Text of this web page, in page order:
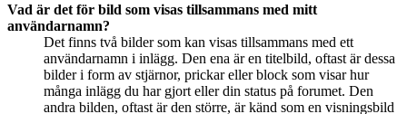
Vad är det för bild som visas tillsammans med mitt
användarnamn?
Det finns två bilder som kan visas tillsammans med ett
användarnamn i inlägg. Den ena är en titelbild, oftast är dessa
bilder i form av stjärnor, prickar eller block som visar hur
många inlägg du har gjort eller din status på forumet. Den
andra bilden, oftast är den större, är känd som en visningsbild